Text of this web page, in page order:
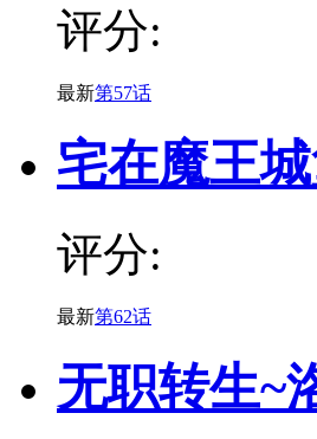
评分:
最新第57话
宅在魔王
评分:
最新第62话
无职转生~